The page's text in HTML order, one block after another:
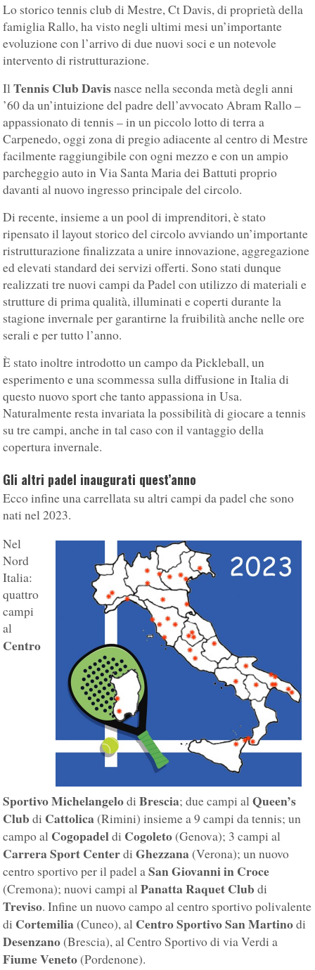
Lo storico tennis club di Mestre, Ct Davis, di proprietà della
famiglia Rallo, ha visto negli ultimi mesi un’importante
evoluzione con l’arrivo di due nuovi soci e un notevole
intervento di ristrutturazione.
IlTennis Club Davisnasce nella seconda metà degli anni
’60 da un’intuizione del padre dell’avvocato Abram Rallo –
appassionato di tennis – in un piccolo lotto di terra a
Carpenedo, oggi zona di pregio adiacente al centro di Mestre
facilmente raggiungibile con ogni mezzo e con un ampio
parcheggio auto in Via Santa Maria dei Battuti proprio
davanti al nuovo ingresso principale del circolo.
Di recente, insieme a un pool di imprenditori, è stato
ripensato il layout storico del circolo avviando un’importante
ristrutturazione finalizzata a unire innovazione, aggregazione
ed elevati standard dei servizi offerti. Sono stati dunque
realizzati tre nuovi campi da Padel con utilizzo di materiali e
strutture di prima qualità, illuminati e coperti durante la
stagione invernale per garantirne la fruibilità anche nelle ore
serali e per tutto l’anno.
È stato inoltre introdotto un campo da Pickleball, un
esperimento e una scommessa sulla diffusione in Italia di
questo nuovo sport che tanto appassiona in Usa.
Naturalmente resta invariata la possibilità di giocare a tennis
su tre campi, anche in tal caso con il vantaggio della
copertura invernale.
Gli altri padel inaugurati quest’anno
Ecco infine una carrellata su altri campi da padel che sono
nati nel 2023.
Nel
Nord
Italia:
quattro
campi
al
Centro
Sportivo MichelangelodiBrescia; due campi alQueen’s
Club di Cattolica (Rimini) insieme a 9 campi da tennis; un
campo al Cogopadeldi Cogoleto(Genova); 3 campi al
Carrera Sport CenterdiGhezzana (Verona); un nuovo
centro sportivo per il padel aSan Giovanni in Croce
(Cremona); nuovi campi alPanatta Raquet Club di
Treviso. Infine un nuovo campo al centro sportivo polivalente
di Cortemilia (Cuneo), al Centro Sportivo San Martinodi
Desenzano(Brescia), al Centro Sportivo di via Verdi a
Fiume Veneto(Pordenone).